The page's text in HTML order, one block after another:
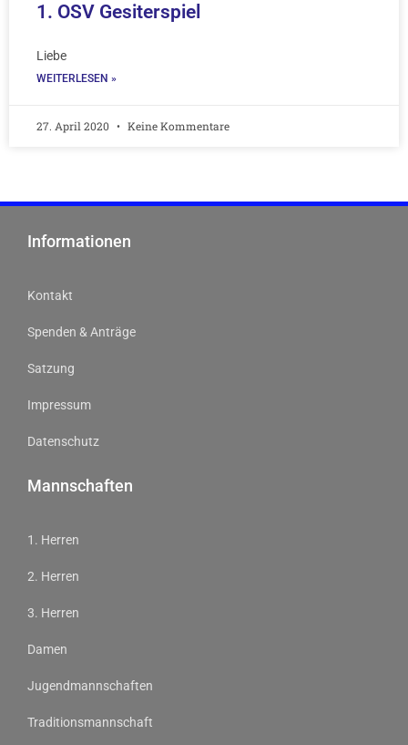
1. OSV Gesiterspiel
Liebe
WEITERLESEN »
27. April 2020 Keine Kommentare
Informationen
Kontakt
Spenden & Anträge
Satzung
Impressum
Datenschutz
Mannschaften
1. Herren
2. Herren
3. Herren
Damen
Jugendmannschaften
Traditionsmannschaft